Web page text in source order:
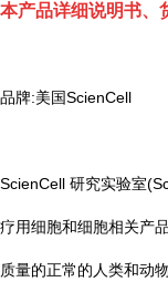
本产品详细说明书、
品牌:美国ScienCell
ScienCell 研究实验室
疗用细胞和细胞相关产
质量的正常的人类和动